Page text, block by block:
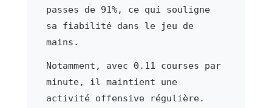
passes de 91%, ce qui souligne
sa fiabilité dans le jeu de
mains.
Notamment, avec 0.11 courses par
minute, il maintient une
activité offensive régulière.